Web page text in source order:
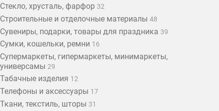
Стекло, хрусталь, фарфор 32
Строительные и отделочные материалы 48
Сувениры, подарки, товары для праздника 39
Сумки, кошельки, ремни 16
Супермаркеты, гипермаркеты, минимаркеты,
универсамы 29
Табачные изделия 12
Телефоны и аксессуары 17
Ткани, текстиль, шторы 31